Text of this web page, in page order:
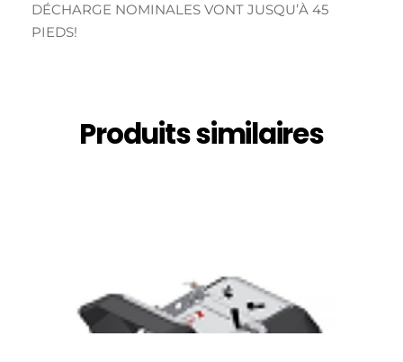
DÉCHARGE NOMINALES VONT JUSQU’À 45
PIEDS!
Produits similaires